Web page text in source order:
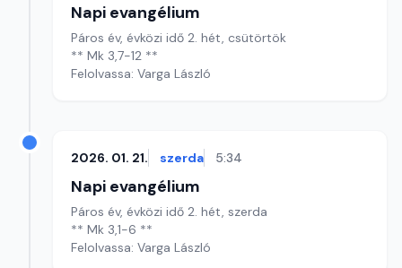
Napi evangélium
Páros év, évközi idő 2. hét, csütörtök
** Mk 3,7-12 **
Felolvassa: Varga László
2026. 01. 21. szerda 5:34
Napi evangélium
Páros év, évközi idő 2. hét, szerda
** Mk 3,1-6 **
Felolvassa: Varga László